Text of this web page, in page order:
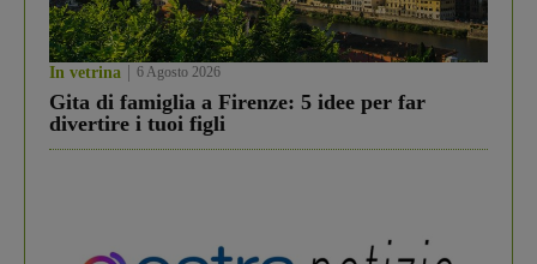
In vetrina 6 Agosto 2026
Gita di famiglia a Firenze: 5 idee per far
divertire i tuoi figli